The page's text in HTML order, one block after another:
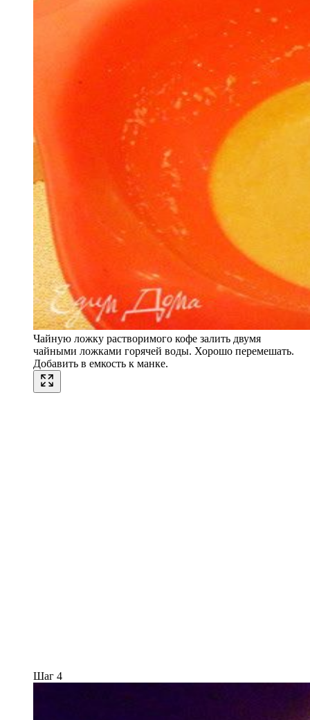
Чайную ложку растворимого кофе залить двумя
чайными ложками горячей воды. Хорошо перемешать.
Добавить в емкость к манке.
Шаг 4